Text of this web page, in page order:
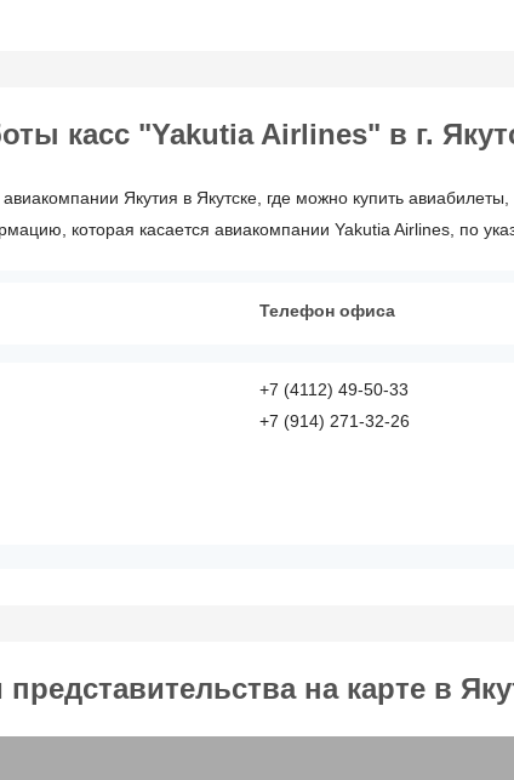
касс "Yakutia Airlines" в г.
Якутия в Якутске, где можно купить
которая касается авиакомпании Yakutia Airlines, по
Телефон офиса
+7 (4112) 49-50-33
+7 (914) 271-32-26
на карте в